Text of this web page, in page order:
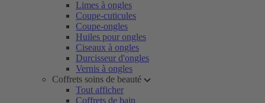
Limes à ongles
Coupe-cuticules
Coupe-ongles
Huiles pour ongles
Ciseaux à ongles
Durcisseur d'ongles
Vernis à ongles
Coffrets soins de beauté
Tout afficher
Coffrets de bain